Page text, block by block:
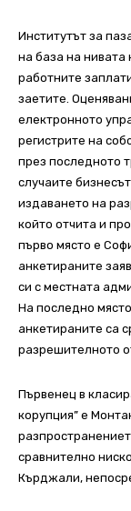
Институтът за
на база на нивата
работните
заетите.
електронното
регистрите на
през последното
случаите
издаването на
който отчита и
първо място е
анкетираните
си с местната
На последно
анкетираните са
разрешителното
Първенец в
корупция” е
сравнително
Кърджали,